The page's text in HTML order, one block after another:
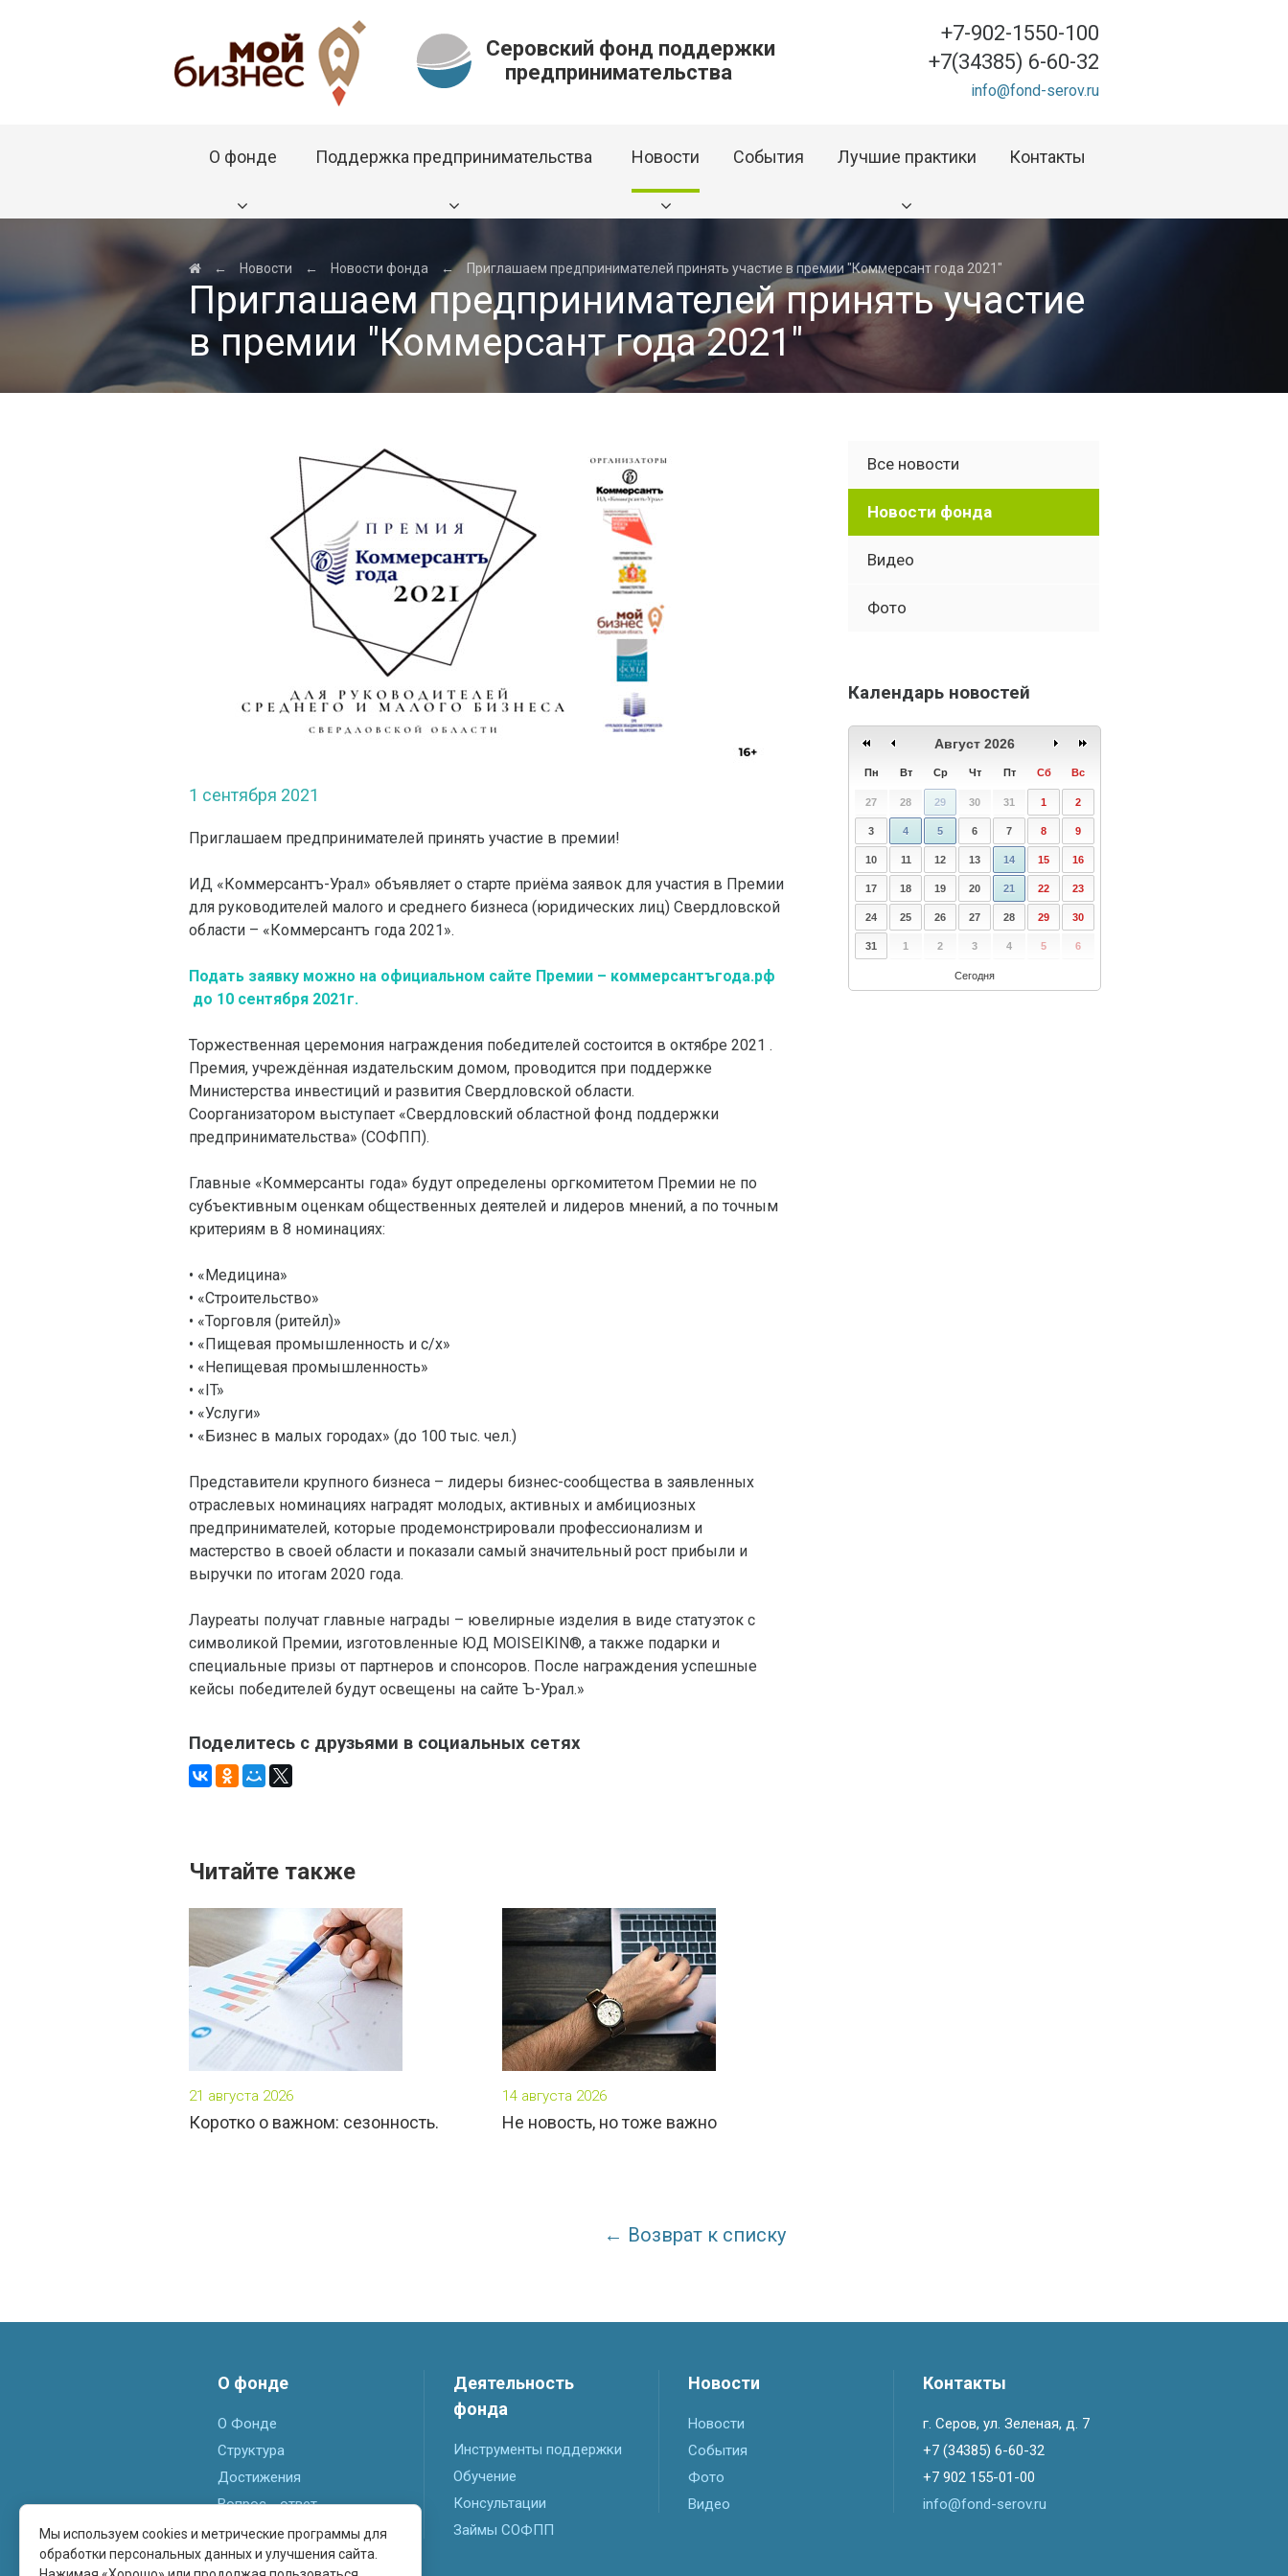
Серовский фонд поддержки
предпринимательства
+7-902-1550-100
+7(34385) 6-60-32
info@fond-serov.ru
О фонде Поддержка предпринимательства Новости События Лучшие практики Контакты
← Новости ← Новости фонда ← Приглашаем предпринимателей принять участие в премии "Коммерсант года 2021"
Приглашаем предпринимателей принять участие
в премии "Коммерсант года 2021"
1 сентября 2021
Приглашаем предпринимателей принять участие в премии!
ИД «Коммерсантъ-Урал» объявляет о старте приёма заявок для участия в Премии
для руководителей малого и среднего бизнеса (юридических лиц) Свердловской
области – «Коммерсантъ года 2021».
Подать заявку можно на официальном сайте Премии – коммерсантъгода.рф
до 10 сентября 2021г.
Торжественная церемония награждения победителей состоится в октябре 2021 .
Премия, учреждённая издательским домом, проводится при поддержке
Министерства инвестиций и развития Свердловской области.
Соорганизатором выступает «Свердловский областной фонд поддержки
предпринимательства» (СОФПП).
Главные «Коммерсанты года» будут определены оргкомитетом Премии не по
субъективным оценкам общественных деятелей и лидеров мнений, а по точным
критериям в 8 номинациях:
• «Медицина»
• «Строительство»
• «Торговля (ритейл)»
• «Пищевая промышленность и с/х»
• «Непищевая промышленность»
• «IT»
• «Услуги»
• «Бизнес в малых городах» (до 100 тыс. чел.)
Представители крупного бизнеса – лидеры бизнес-сообщества в заявленных
отраслевых номинациях наградят молодых, активных и амбициозных
предпринимателей, которые продемонстрировали профессионализм и
мастерство в своей области и показали самый значительный рост прибыли и
выручки по итогам 2020 года.
Лауреаты получат главные награды – ювелирные изделия в виде статуэток с
символикой Премии, изготовленные ЮД MOISEIKIN®, а также подарки и
специальные призы от партнеров и спонсоров. После награждения успешные
кейсы победителей будут освещены на сайте Ъ-Урал.»
Поделитесь с друзьями в социальных сетях
Читайте также
21 августа 2026
Коротко о важном: сезонность.
14 августа 2026
Не новость, но тоже важно
← Возврат к списку
Все новости
Новости фонда
Видео
Фото
Календарь новостей
Август 2026
Пн Вт Ср Чт Пт Сб Вс
27 28 29 30 31 1 2
3 4 5 6 7 8 9
10 11 12 13 14 15 16
17 18 19 20 21 22 23
24 25 26 27 28 29 30
31 1 2 3 4 5 6
Сегодня
О фонде
О Фонде
Структура
Достижения
Вопрос - ответ
Деятельность
фонда
Инструменты поддержки
Обучение
Консультации
Займы СОФПП
Новости
Новости
События
Фото
Видео
Контакты
г. Серов, ул. Зеленая, д. 7
+7 (34385) 6-60-32
+7 902 155-01-00
info@fond-serov.ru
Мы используем cookies и метрические программы для
обработки персональных данных и улучшения сайта.